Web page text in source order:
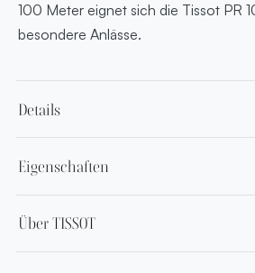
100 Meter eignet sich die Tissot PR
besondere Anlässe.
Details
Eigenschaften
Über TISSOT